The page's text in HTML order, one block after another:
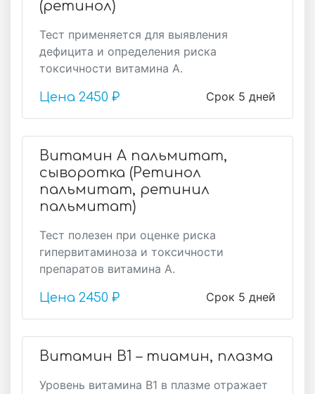
(ретинол)
Тест применяется для выявления
дефицита и определения риска
токсичности витамина А.
Срок 5 дней
Цена 2450 ₽
Витамин А пальмитат,
сыворотка (Ретинол
пальмитат, ретинил
пальмитат)
Тест полезен при оценке риска
гипервитаминоза и токсичности
препаратов витамина А.
Срок 5 дней
Цена 2450 ₽
Витамин В1 – тиамин, плазма
Уровень витамина В1 в плазме отражает